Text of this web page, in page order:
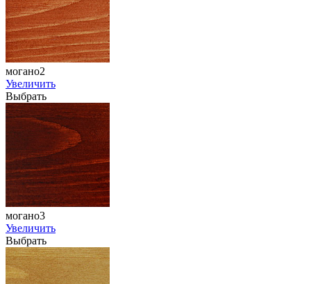
могано2
Увеличить
Выбрать
могано3
Увеличить
Выбрать